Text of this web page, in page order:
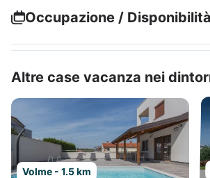
Occupazione / Disponibilità
Altre case vacanza nei
Volme - 1.5 km